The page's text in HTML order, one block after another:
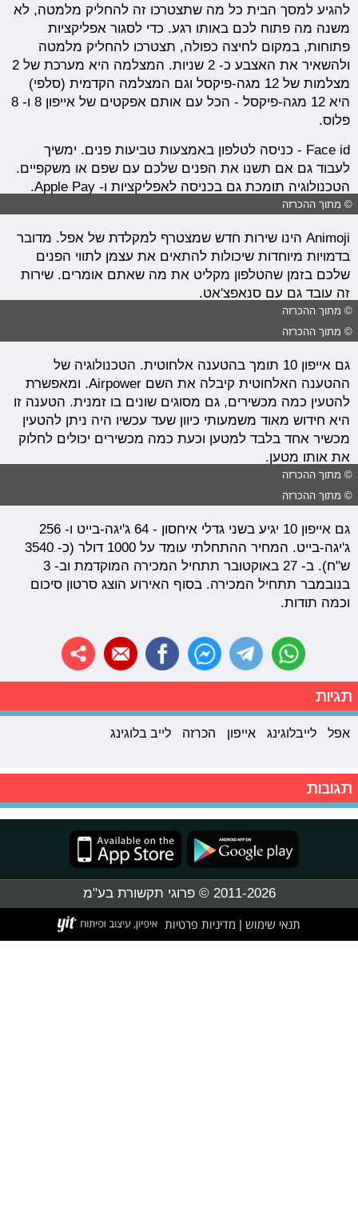
להגיע למסך הבית כל מה שתצטרכו זה להחליק מלמטה, לא
משנה מה פתוח לכם באותו רגע. כדי לסגור אפליקציות
פתוחות, במקום לחיצה כפולה, תצטרכו להחליק מלמטה
ולהשאיר את האצבע כ- 2 שניות. המצלמה היא מערכת של 2
מצלמות של 12 מגה-פיקסל וגם המצלמה הקדמית (סלפי)
היא 12 מגה-פיקסל - הכל עם אותם אפקטים של אייפון 8 ו- 8
פלוס.
Face id - כניסה לטלפון באמצעות טביעות פנים. ימשיך
לעבוד גם אם תשנו את הפנים שלכם עם שפם או משקפיים.
הטכנולוגיה תומכת גם בכניסה לאפליקציות ו- Apple Pay.
© מתוך ההכרזה
Animoji הינו שירות חדש שמצטרף למקלדת של אפל. מדובר
בדמויות מיוחדות שיכולות להתאים את עצמן לתווי הפנים
שלכם בזמן שהטלפון מקליט את מה שאתם אומרים. שירות
זה עובד גם עם סנאפצ'אט.
© מתוך ההכרזה
© מתוך ההכרזה
גם אייפון 10 תומך בהטענה אלחוטית. הטכנולוגיה של
ההטענה האלחוטית קיבלה את השם Airpower. ומאפשרת
להטעין כמה מכשירים, גם מסוגים שונים בו זמנית. הטענה זו
היא חידוש מאוד משמעותי כיוון שעד עכשיו היה ניתן להטעין
מכשיר אחד בלבד למטען וכעת כמה מכשירים יכולים לחלוק
את אותו מטען.
© מתוך ההכרזה
© מתוך ההכרזה
גם אייפון 10 יגיע בשני גדלי איחסון - 64 ג'יגה-בייט ו- 256
ג'יגה-בייט. המחיר ההתחלתי עומד על 1000 דולר (כ- 3540
ש"ח). ב- 27 באוקטובר תתחיל המכירה המוקדמת וב- 3
בנובמבר תתחיל המכירה. בסוף האירוע הוצג סרטון סיכום
וכמה תודות.
תגיות
אפל לייבלוגינג אייפון הכרזה לייב בלוגינג
תגובות
2011-2026 © פרוגי תקשורת בע"מ
תנאי שימוש מדיניות פרטיות